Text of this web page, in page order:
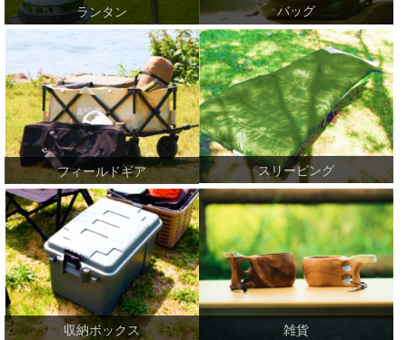
ランタン バッグ
フィールドギア スリーピング
収納ボックス 雑貨